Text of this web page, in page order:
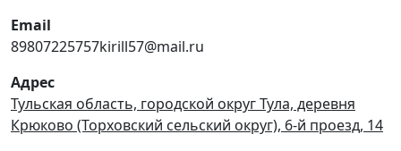
Email
89807225757kirill57@mail.ru
Адрес
Тульская область, городской округ Тула, деревня
Крюково (Торховский сельский округ), 6-й проезд, 14